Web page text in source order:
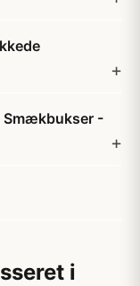
Smækbukser -
i